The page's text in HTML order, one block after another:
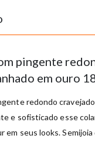
pingente
em ouro
redondo
e sofisticado esse
em seus looks.